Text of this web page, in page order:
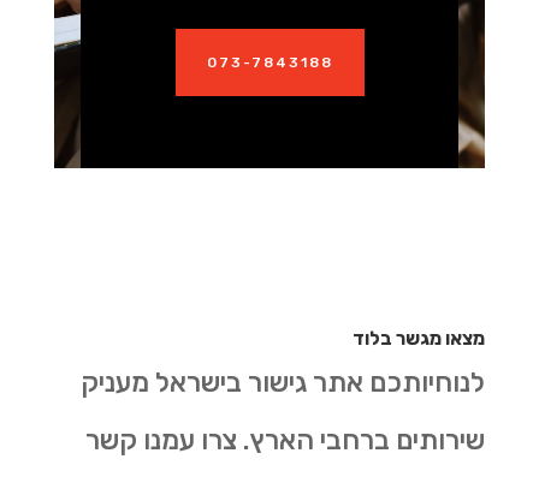
073-7843188
מצאו מגשר בלוד
לנוחיותכם אתר גישור בישראל מעניק
שירותים ברחבי הארץ. צרו עמנו קשר